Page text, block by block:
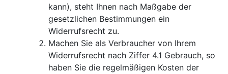
kann), steht Ihnen nach Maßgabe der
gesetzlichen Bestimmungen ein
Widerrufsrecht zu.
Machen Sie als Verbraucher von Ihrem
Widerrufsrecht nach Ziffer 4.1 Gebrauch, so
haben Sie die regelmäßigen Kosten der